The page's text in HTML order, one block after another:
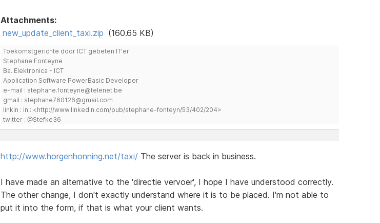
Attachments:
new_update_client_taxi.zip (160.65 KB)
Toekomstgerichte door ICT gebeten IT'er
Stephane Fonteyne
Ba. Elektronica - ICT
Application Software PowerBasic Developer
e-mail : stephane.fonteyne@telenet.be
gmail : stephane760126@gmail.com
linkin : in : <http://www.linkedin.com/pub/stephane-fonteyn/53/402/204>
twitter : @Stefke36
http://www.horgenhonning.net/taxi/The server is back in business.
I have made an alternative to the 'directie vervoer', I hope I have understood correctly.
The other change, I don't exactly understand where it is to be placed. I'm not able to
put it into the form, if that is what your client wants.